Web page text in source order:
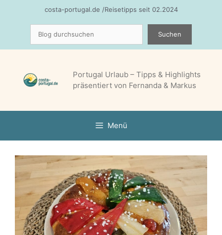
costa-portugal.de /Reisetipps seit 02.2024
Suchen
Portugal Urlaub – Tipps & Highlights
präsentiert von Fernanda & Markus
Menü